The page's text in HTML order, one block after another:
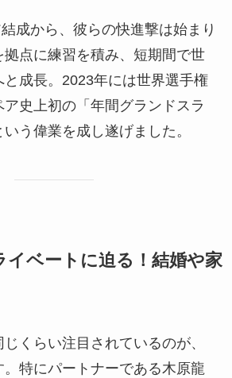
成から、彼らの快進撃は始まり
拠点に練習を積み、短期間で世
成長。2023年には世界選手権
史上初の「年間グランドスラ
う偉業を成し遂げました。
イベートに迫る！結婚や家
くらい注目されているのが、
特にパートナーである木原龍